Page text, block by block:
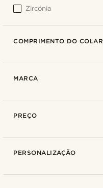
Zircónia
COMPRIMENTO DO COLAR
MARCA
PREÇO
PERSONALIZAÇÃO